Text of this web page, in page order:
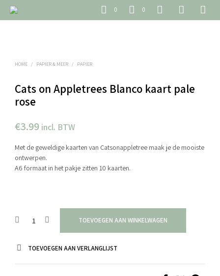
0 0
HOME / PAPIER & MEER / PAPIER
Cats on Appletrees Blanco kaart pale
rose
€3.99 incl. BTW
Met de geweldige kaarten van Catsonappletree maak je de mooiste
ontwerpen.
A6 formaat in het pakje zitten 10 kaarten.
TOEVOEGEN AAN WINKELWAGEN
TOEVOEGEN AAN VERLANGLIJST